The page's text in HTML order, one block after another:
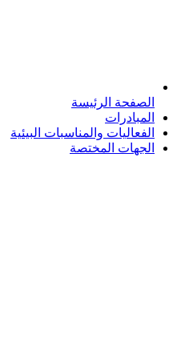
الصفحة الرئيسة
المبادرات
الفعاليات والمناسبات البيئية
الجهات المختصة